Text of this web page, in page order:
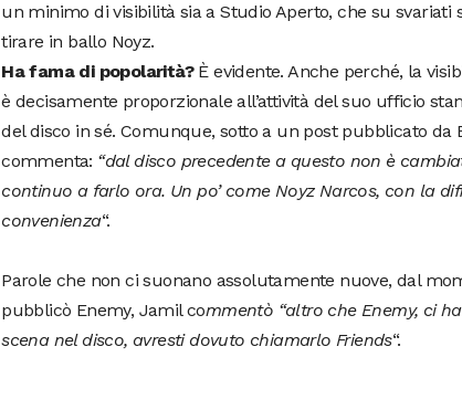
un minimo di visibilità sia a Studio Aperto, che su svariati
tirare in ballo Noyz.
Ha fama di popolarità?È evidente. Anche perché, la
è decisamente proporzionale all’attività del suo ufficio
del disco in sé. Comunque, sotto a un post pubblicato da
commenta: “dal disco precedente a questo non è
continuo a farlo ora. Un po’ come Noyz Narcos, con la
convenienza“.
Parole che non ci suonano assolutamente nuove, dal
pubblicò Enemy, Jamil commentò “altro che Enemy, ci
scena nel disco, avresti dovuto chiamarlo Friends“.